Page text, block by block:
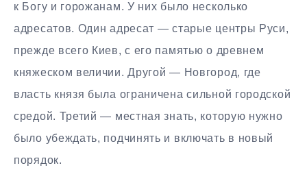
к Богу и горожанам. У них было несколько
адресатов. Один адресат — старые центры Руси,
прежде всего Киев, с его памятью о древнем
княжеском величии. Другой — Новгород, где
власть князя была ограничена сильной городской
средой. Третий — местная знать, которую нужно
было убеждать, подчинять и включать в новый
порядок.